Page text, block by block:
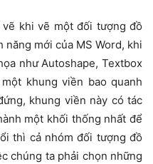
khi vẽ một đối tượng đồ
năng mới của MS Word, khi
như Autoshape, Textbox
khung viền bao quanh
khung viền này có tác
một khối thống nhất để
thì cả nhóm đối tượng đồ
chúng ta phải chọn những